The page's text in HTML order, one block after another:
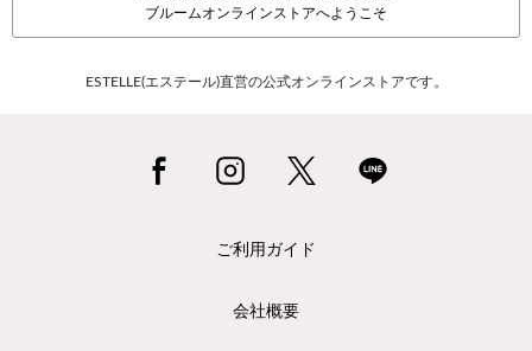
ブルームオンラインストアへようこそ
ESTELLE(エステール)直営の公式オンラインストアです。
ご利用ガイド
会社概要